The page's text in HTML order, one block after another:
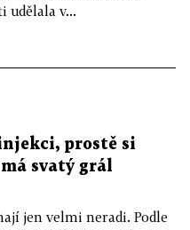
udělala v...
prostě si
svatý grál
jen velmi neradi. Podle